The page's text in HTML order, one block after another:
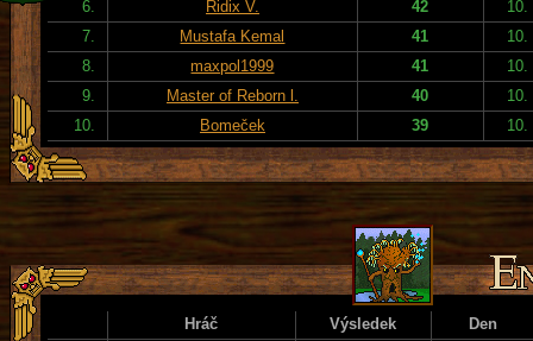
6.
Ridix V. 42
10.
7.
Mustafa Kemal 41
10.
8.
maxpol1999 41
10.
9.
Master of Reborn l. 40
10.
10.
Bomeček 39 10.
Hráč Výsledek
Den